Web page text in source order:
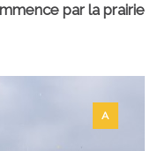
par la prairie
A